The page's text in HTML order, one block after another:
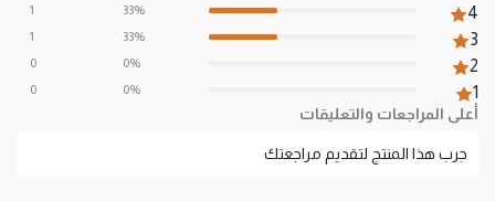
4
3
2
1
33%
33%
0%
0%
1
1
0
0
أعلى المراجعات والتعليقات
جرب هذا المنتج لتقديم مراجعتك